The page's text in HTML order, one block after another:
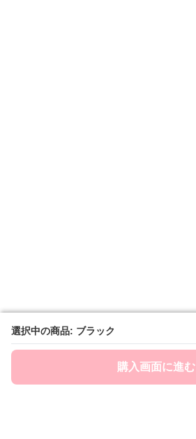
選択中の商品: ブラック
購入画面に進む
選択中の商品: ブラック
購入画面に進む